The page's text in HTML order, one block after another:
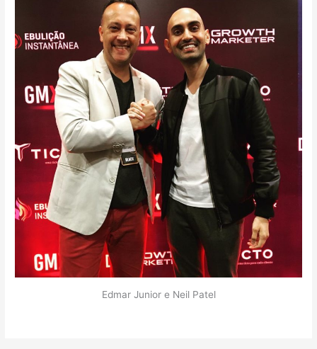
Edmar Junior e Neil Patel